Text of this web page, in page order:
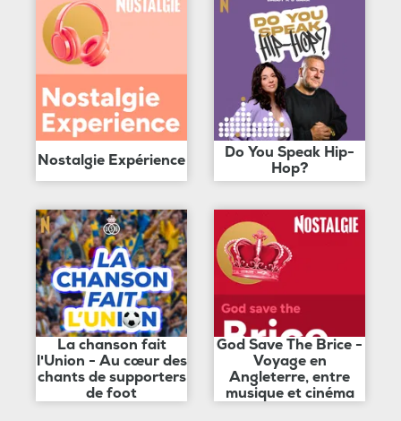
Nostalgie Expérience
Do You Speak Hip-
Hop?
La chanson fait
l'Union - Au cœur des
chants de supporters
de foot
God Save The Brice -
Voyage en
Angleterre, entre
musique et cinéma